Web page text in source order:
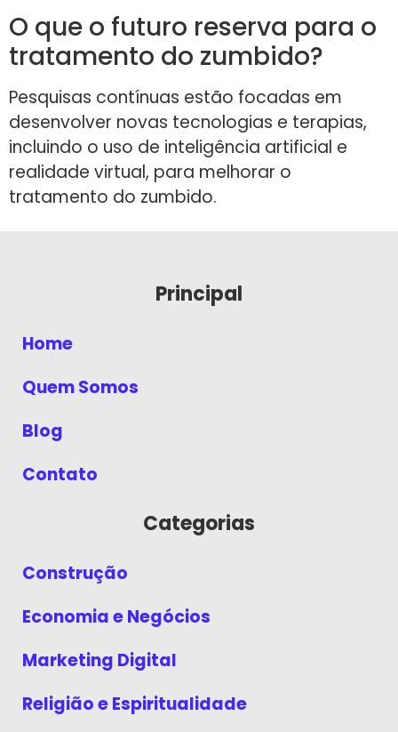
O que o futuro reserva para o
tratamento do zumbido?
Pesquisas contínuas estão focadas em
desenvolver novas tecnologias e terapias,
incluindo o uso de inteligência artificial e
realidade virtual, para melhorar o
tratamento do zumbido.
Principal
Home
Quem Somos
Blog
Contato
Categorias
Construção
Economia e Negócios
Marketing Digital
Religião e Espiritualidade